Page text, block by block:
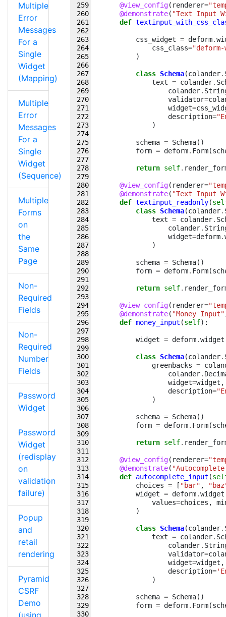
Multiple
Error
Messages
For a
Single
Widget
(Mapping)
Multiple
Error
Messages
For a
Single
Widget
(Sequence)
Multiple
Forms
on
the
Same
Page
Non-
Required
Fields
Non-
Required
Number
Fields
Password
Widget
Password
Widget
(redisplay
on
validation
failure)
Popup
and
retail
rendering
Pyramid
CSRF
Demo
(using
@view_config( renderer=
@demonstrate( "Text Input
def
css_widget = deform.
css_class=
)
class Schema(colander.
text = colander.
colander.
validator=
widget=
description=
)
schema = Schema()
form = deform. Form(
return self.
@view_config( renderer=
@demonstrate( "Text Input
def textinput_readonly(
class Schema(colander.
text = colander.
colander.
widget=deform.
)
schema = Schema()
form = deform. Form(
return self.
@view_config( renderer=
@demonstrate( "Money Input"
def money_input (self):
widget = deform.widget
class Schema(colander.
greenbacks =
colander.
widget=widget ,
description=
)
schema = Schema()
form = deform. Form(
return self.
@view_config( renderer=
@demonstrate(
def autocomplete_input (
choices = [ "bar" ,
widget = deform.widget
values=choices ,
)
class Schema(colander.
text = colander.
colander.
validator=
widget=widget ,
description=
)
schema = Schema()
form = deform. Form(